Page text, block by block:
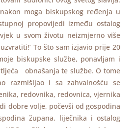
moga biskupskog ređenja u
propovijedi između ostalog
u svom životu neizmjerno više
To što sam izjavio prije 20
biskupske službe, ponavljam i
obnašanja te službe. O tome
razmišljao i sa zahvalnošću se
redovnika, redovnica, vjernika
dobre volje, počevši od gospodina
župana, liječnika i ostalog